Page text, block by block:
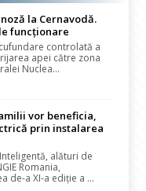
la Cernavodă.
funcționare
controlată a
apei către zona
Nuclea...
vor beneficia,
prin instalarea
alături de
Romania,
de-a XI-a ediție a ...